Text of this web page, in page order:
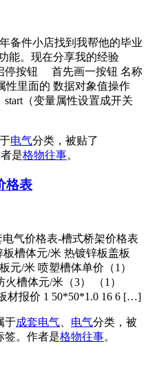
备件小店找到我帮他的毕业
能。现在分享我的经验
停按钮 首先画一按钮 名称
性里面的 数据对象值操作
（变量属性设置成开关
电气分类，被贴了
是格物往事。
格表
气价格表-槽式桥架价格表
槽体元/米 热镀锌板盖板
元/米 喷塑槽体单价（1）
槽体元/米（3） （1）
材报价 1 50*50*1.0 16 6 […]
于成套电气 电气分类，被
签。 作者是格物往事。